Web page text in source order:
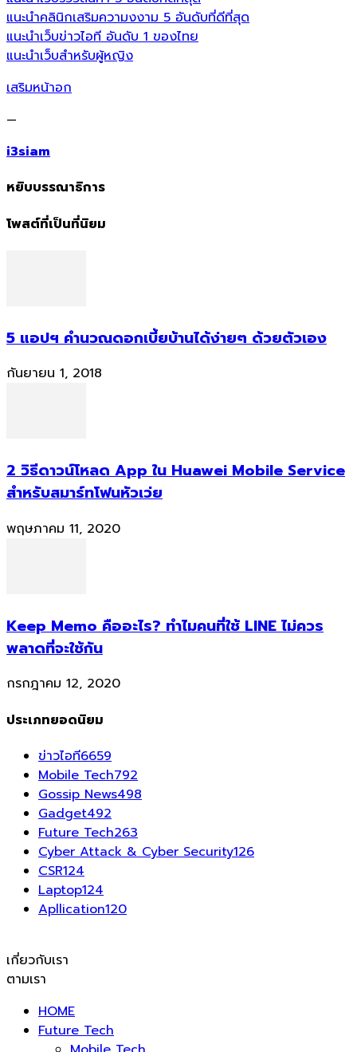
แนะนำคลินิกเสริมความงงาม 5 อันดับที่ดีที่สุด
แนะนำเว็บข่าวไอที อันดับ 1 ของไทย
แนะนำเว็บสำหรับผู้หญิง
เสริมหน้าอก
—
i3siam
หยิบบรรณาธิการ
โพสต์ที่เป็นที่นิยม
5 แอปฯ คำนวณดอกเบี้ยบ้านได้ง่ายๆ ด้วยตัวเอง
กันยายน 1, 2018
2 วิธีดาวน์โหลด App ใน Huawei Mobile Service
สำหรับสมาร์ทโฟนหัวเว่ย
พฤษภาคม 11, 2020
Keep Memo คืออะไร? ทำไมคนที่ใช้ LINE ไม่ควร
พลาดที่จะใช้กัน
กรกฎาคม 12, 2020
ประเภทยอดนิยม
ข่าวไอที6659
Mobile Tech792
Gossip News498
Gadget492
Future Tech263
Cyber Attack & Cyber Security126
CSR124
Laptop124
Apllication120
เกี่ยวกับเรา
ตามเรา
HOME
Future Tech